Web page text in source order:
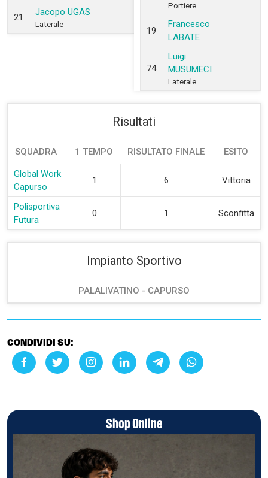
21 Jacopo UGAS
Laterale
Portiere
19
Francesco
LABATE
74
Luigi
MUSUMECI
Laterale
Risultati
SQUADRA 1 TEMPO RISULTATO FINALE ESITO
Global Work
Capurso
1 6 Vittoria
Polisportiva
Futura
0 1 Sconfitta
Impianto Sportivo
PALALIVATINO - CAPURSO
CONDIVIDI SU:
Shop Online